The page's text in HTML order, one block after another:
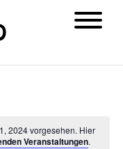
2024 vorgesehen. Hier
Veranstaltungen.